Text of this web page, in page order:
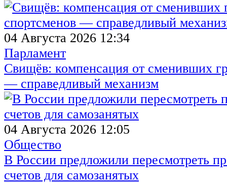
04 Августа 2026 12:34
Парламент
Свищёв: компенсация от сменивших
— справедливый механизм
04 Августа 2026 12:05
Общество
В России предложили пересмотреть
счетов для самозанятых